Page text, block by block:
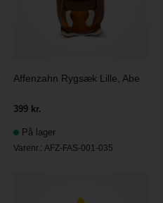
Affenzahn Rygsæk Lille, Abe
399 kr.
På lager
Varenr.: AFZ-FAS-001-035